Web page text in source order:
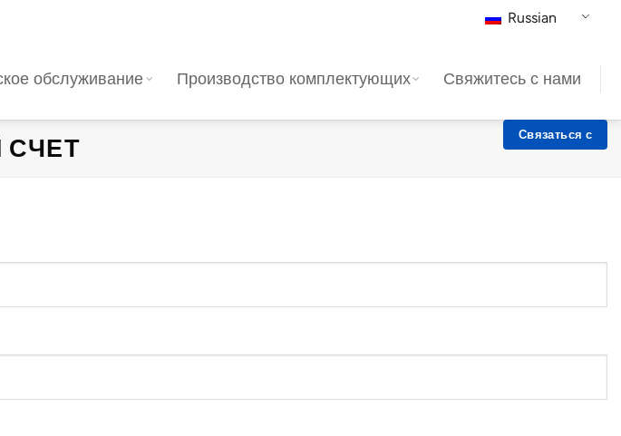
Russian
обслуживание Производство комплектующих Свяжитесь с нами
Связаться с
СЧЕТ